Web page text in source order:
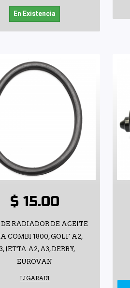
En Existencia
$ 15.00
RADIADOR DE ACEITE
COMBI 1800, GOLF A2,
JETTA A2, A3, DERBY,
EUROVAN
LIGARAD1